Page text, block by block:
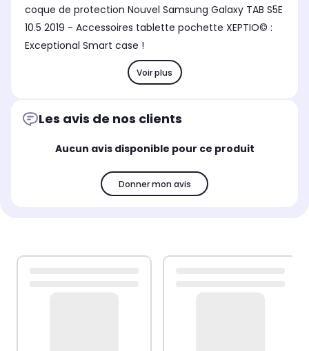
coque de protection Nouvel Samsung Galaxy TAB S5E
10.5 2019 - Accessoires tablette pochette XEPTIO© :
Exceptional Smart case !
Voir plus
Les avis de nos clients
Aucun avis disponible pour ce produit
Donner mon avis